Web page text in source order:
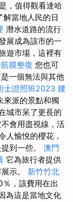
，值得觀看達哈
當地人民的日
潛水道路的流行
展成為該市的一
遊市場，這裡有
膜整復 您也可
一個無法與其他
士證照班2023 腰
來派的景點和獨
城市呆了更長的
會用盡視線，活
人愉悅的櫻花，
到一些。 澳門
它為旅行者提供
示。 新竹竹北
，該費用在出
為這是當地文化